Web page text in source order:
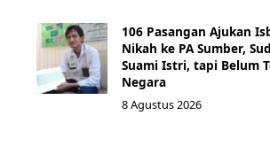
106 Pasangan Ajukan
Nikah ke PA Sumber,
Suami Istri, tapi Belum
Negara
8 Agustus 2026